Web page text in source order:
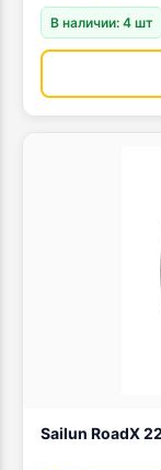
В наличии: 4 шт